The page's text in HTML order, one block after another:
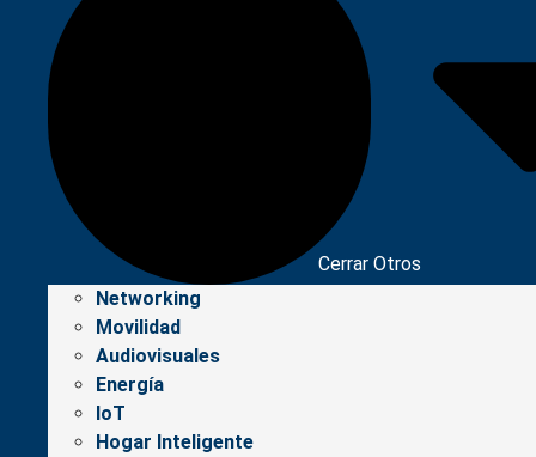
Cerrar Otros
Networking
Movilidad
Audiovisuales
Energía
IoT
Hogar Inteligente